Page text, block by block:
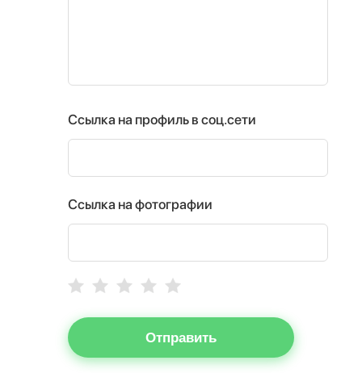
Ссылка на профиль в соц.сети
Ссылка на фотографии
Отправить